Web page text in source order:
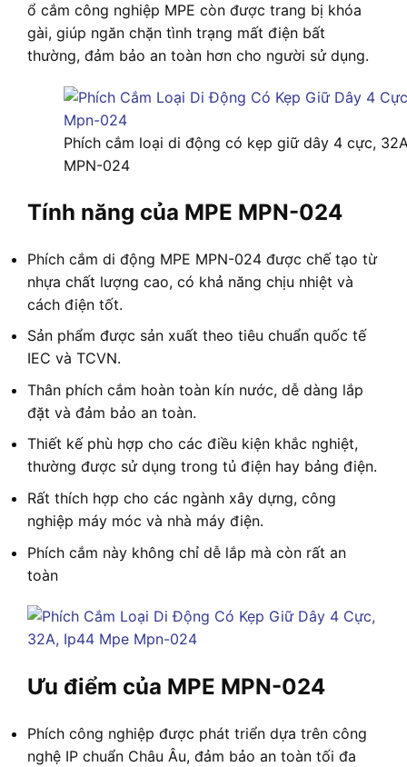
ổ cắm công nghiệp MPE còn được trang bị khóa
gài, giúp ngăn chặn tình trạng mất điện bất
thường, đảm bảo an toàn hơn cho người sử dụng.
Phích cắm loại di động có kẹp giữ dây 4 cực,
MPN-024
Tính năng của MPE MPN-024
Phích cắm di động MPE MPN-024 được chế tạo từ
nhựa chất lượng cao, có khả năng chịu nhiệt và
cách điện tốt.
Sản phẩm được sản xuất theo tiêu chuẩn quốc tế
IEC và TCVN.
Thân phích cắm hoàn toàn kín nước, dễ dàng lắp
đặt và đảm bảo an toàn.
Thiết kế phù hợp cho các điều kiện khắc nghiệt,
thường được sử dụng trong tủ điện hay bảng điện.
Rất thích hợp cho các ngành xây dựng, công
nghiệp máy móc và nhà máy điện.
Phích cắm này không chỉ dễ lắp mà còn rất an
toàn
Ưu điểm của MPE MPN-024
Phích công nghiệp được phát triển dựa trên công
nghệ IP chuẩn Châu Âu, đảm bảo an toàn tối đa